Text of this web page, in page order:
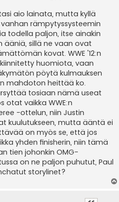
aio lainata, mutta kyllä
rämpytyssysteemin
todella paljon, itse ainakin
ääniä, sillä ne vaan ovat
kovat. WWE '12:n
huomiota, vaan
pöytä kulmauksen
mahdoton heittää ko.
tosiaan nämä useat
otat vaikka WWE:n
-ottelun, niin Justin
kuulutukseen, mutta ääntä ei
on myös se, että jos
yhden finisherin, niin tämä
tien johonkin OMG-
on ne paljon puhutut, Paul
storylinet?